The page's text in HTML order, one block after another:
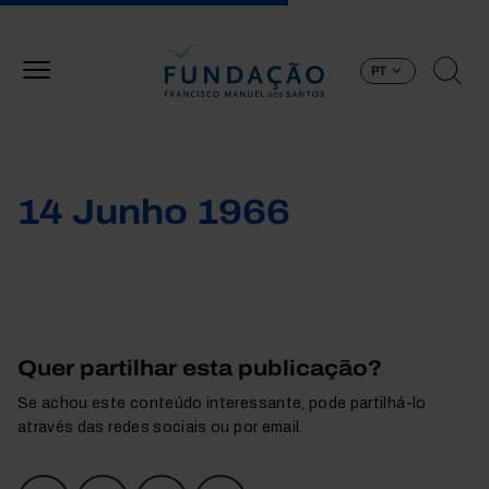
PT
14 Junho 1966
Quer partilhar esta publicação?
Se achou este conteúdo interessante, pode partilhá-lo
através das redes sociais ou por email.